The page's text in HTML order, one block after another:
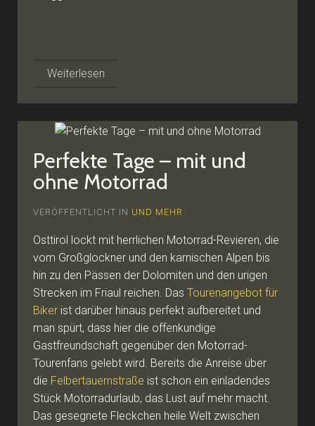
Weiterlesen
Perfekte Tage – mit und
ohne Motorrad
VERÖFFENTLICHT IN UND MEHR
Osttirol lockt mit herrlichen Motorrad-Revieren, die
vom Großglockner und den karnischen Alpen bis
hin zu den Pässen der Dolomiten und den urigen
Strecken im Friaul reichen. Das Tourenangebot für
Biker ist darüber hinaus perfekt aufbereitet und
man spürt, dass hier die offenkundige
Gastfreundschaft gegenüber den Motorrad-
Tourenfans gelebt wird. Bereits die Anreise über
die Felbertauernstraße ist schon ein einladendes
Stück Motorradurlaub, das Lust auf mehr macht.
Das gesegnete Fleckchen heile Welt zwischen